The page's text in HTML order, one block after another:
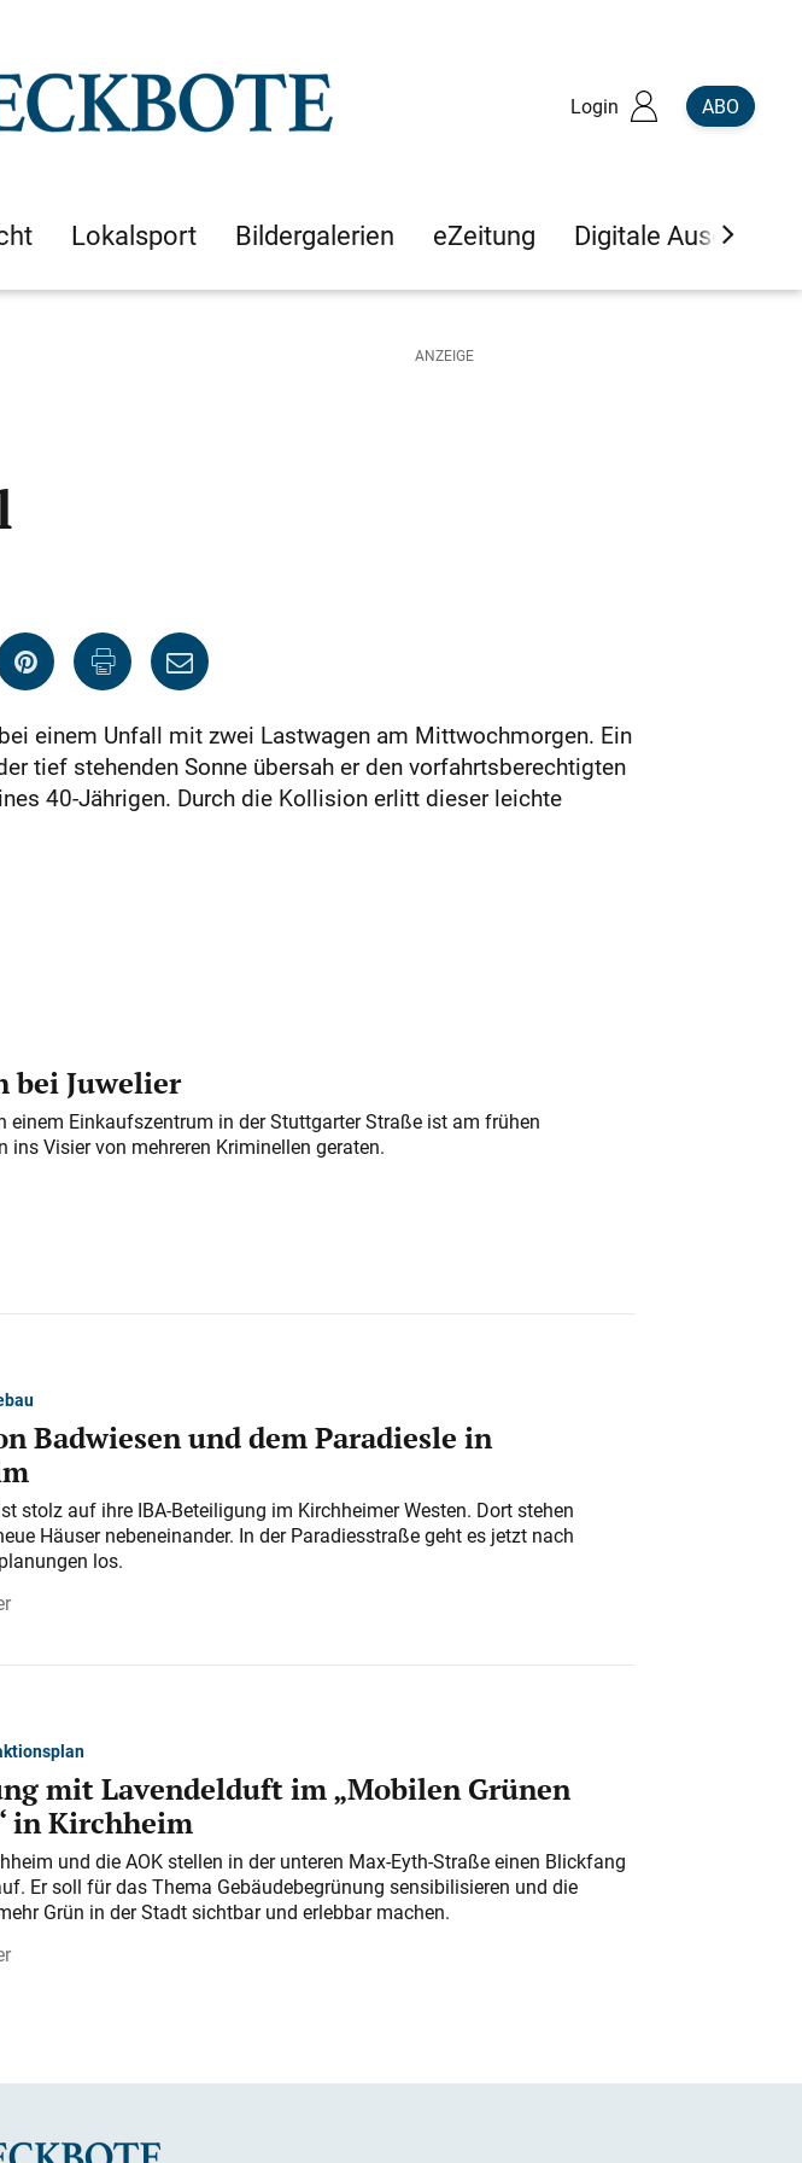
Login ABO
Lokalsport Bildergalerien eZeitung Digitale Ausgaben
einem Unfall mit zwei Lastwagen am Mittwochmorgen. Ein
tief stehenden Sonne übersah er den vorfahrtsberechtigten
40-Jährigen. Durch die Kollision erlitt dieser leichte
bei Juwelier
einem Einkaufszentrum in der Stuttgarter Straße ist am frühen
ins Visier von mehreren Kriminellen geraten.
Badwiesen und dem Paradiesle in
stolz auf ihre IBA-Beteiligung im Kirchheimer Westen. Dort stehen
Häuser nebeneinander. In der Paradiesstraße geht es jetzt nach
los.
mit Lavendelduft im „Mobilen Grünen
in Kirchheim
und die AOK stellen in der unteren Max-Eyth-Straße einen Blickfang
Er soll für das Thema Gebäudebegrünung sensibilisieren und die
Grün in der Stadt sichtbar und erlebbar machen.